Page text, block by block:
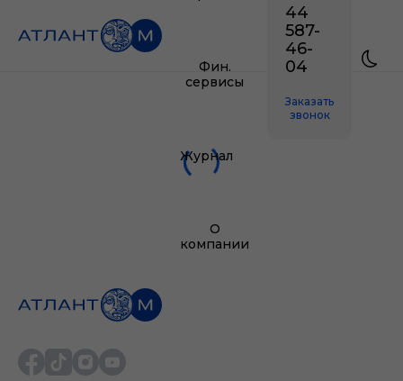
Фин.
сервисы
Журнал
О
компании
44
587-
46-
04
Заказать
звонок